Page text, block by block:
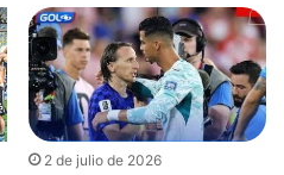
2 de julio de 2026